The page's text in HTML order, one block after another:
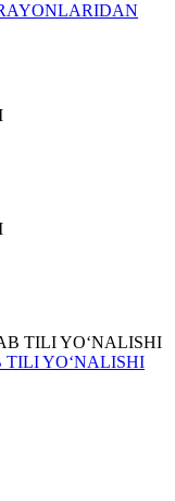
TILI YO‘NALISHI